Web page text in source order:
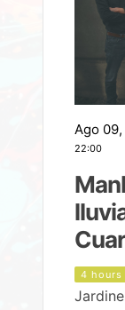
Ago
22:00
4 hours